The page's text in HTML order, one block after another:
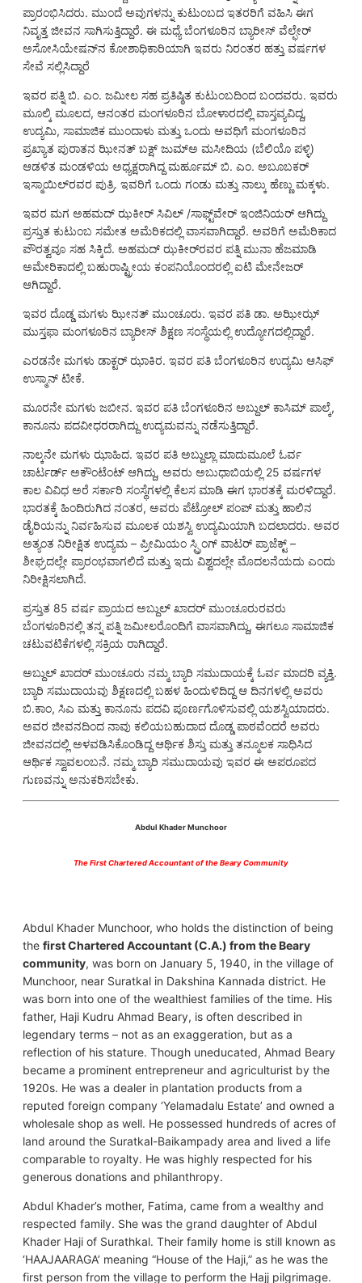
ಪ್ರಾರಂಭಿಸಿದರು. ಮುಂದೆ ಅವುಗಳನ್ನು ಕುಟುಂಬದ ಇತರರಿಗೆ ವಹಿಸಿ ಈಗ
ನಿವೃತ್ತ ಜೀವನ ಸಾಗಿಸುತ್ತಿದ್ದಾರೆ. ಈ ಮಧ್ಯೆ ಬೆಂಗಳೂರಿನ ಬ್ಯಾರೀಸ್ ವೆಲ್ಫೇರ್
ಅಸೋಸಿಯೇಷನ್‌ನ ಕೋಶಾಧಿಕಾರಿಯಾಗಿ ಇವರು ನಿರಂತರ ಹತ್ತು ವರ್ಷಗಳ
ಸೇವೆ ಸಲ್ಲಿಸಿದ್ದಾರೆ
ಇವರ ಪತ್ನಿ ಬಿ. ಎಂ. ಜಮೀಲ ಸಹ ಪ್ರತಿಷ್ಠಿತ ಕುಟುಂಬದಿಂದ ಬಂದವರು. ಇವರು
ಮೂಲ್ಕಿ ಮೂಲದ, ಆನಂತರ ಮಂಗಳೂರಿನ ಬೋಳಾರದಲ್ಲಿ ವಾಸ್ತವ್ಯವಿದ್ದ,
ಉದ್ಯಮಿ, ಸಾಮಾಜಿಕ ಮುಂದಾಳು ಮತ್ತು ಒಂದು ಅವಧಿಗೆ ಮಂಗಳೂರಿನ
ಪ್ರಖ್ಯಾತ ಪುರಾತನ ಝೀನತ್ ಬಕ್ಷ್ ಜುಮ್‌ಅ ಮಸೀದಿಯ (ಬೆಲಿಯೊ ಪಳ್ಳಿ)
ಆಡಳಿತ ಮಂಡಳಿಯ ಅಧ್ಯಕ್ಷರಾಗಿದ್ದ ಮರ್ಹೂಮ್ ಬಿ. ಎಂ. ಅಬೂಬಕರ್
ಇಸ್ಮಾಯಿಲ್‌ರವರ ಪುತ್ರಿ. ಇವರಿಗೆ ಒಂದು ಗಂಡು ಮತ್ತು ನಾಲ್ಕು ಹೆಣ್ಣು ಮಕ್ಕಳು.
ಇವರ ಮಗ ಅಹಮದ್ ಝಕೀರ್ ಸಿವಿಲ್ /ಸಾಫ್ಟ್‌ವೇರ್ ಇಂಜಿನಿಯರ್ ಆಗಿದ್ದು
ಪ್ರಸ್ತುತ ಕುಟುಂಬ ಸಮೇತ ಅಮೆರಿಕದಲ್ಲಿ ವಾಸವಾಗಿದ್ದಾರೆ. ಅವರಿಗೆ ಅಮೆರಿಕಾದ
ಪೌರತ್ವವೂ ಸಹ ಸಿಕ್ಕಿದೆ. ಅಹಮದ್ ಝಕೀರ್‌ರವರ ಪತ್ನಿ ಮುನಾ ಹೆಜಮಾಡಿ
ಅಮೇರಿಕಾದಲ್ಲಿ ಬಹುರಾಷ್ಟ್ರೀಯ ಕಂಪನಿಯೊಂದರಲ್ಲಿ ಐಟಿ ಮೇನೇಜರ್
ಆಗಿದ್ದಾರೆ.
ಇವರ ದೊಡ್ಡ ಮಗಳು ಝೀನತ್ ಮುಂಚೂರು. ಇವರ ಪತಿ ಡಾ. ಅಝೀಝ್
ಮುಸ್ತಫಾ ಮಂಗಳೂರಿನ ಬ್ಯಾರೀಸ್ ಶಿಕ್ಷಣ ಸಂಸ್ಥೆಯಲ್ಲಿ ಉದ್ಯೋಗದಲ್ಲಿದ್ದಾರೆ.
ಎರಡನೇ ಮಗಳು ಡಾಕ್ಟರ್ ಝಾಕಿರ. ಇವರ ಪತಿ ಬೆಂಗಳೂರಿನ ಉದ್ಯಮಿ ಆಸಿಫ್
ಉಸ್ಮಾನ್ ಟೀಕೆ.
ಮೂರನೇ ಮಗಳು ಜಬೀನ. ಇವರ ಪತಿ ಬೆಂಗಳೂರಿನ ಅಬ್ದುಲ್ ಕಾಸಿಮ್ ಪಾಲ್ಕೆ,
ಕಾನೂನು ಪದವೀಧರರಾಗಿದ್ದು ಉದ್ಯಮವನ್ನು ನಡೆಸುತ್ತಿದ್ದಾರೆ.
ನಾಲ್ಕನೇ ಮಗಳು ಝಾಹಿದ. ಇವರ ಪತಿ ಅಬ್ದುಲ್ಲಾ ಮಾದುಮೂಲೆ ಓರ್ವ
ಚಾರ್ಟರ್ಡ್ ಅಕೌಂಟೆಂಟ್ ಆಗಿದ್ದು, ಅವರು ಅಬುಧಾಬಿಯಲ್ಲಿ 25 ವರ್ಷಗಳ
ಕಾಲ ವಿವಿಧ ಅರೆ ಸರ್ಕಾರಿ ಸಂಸ್ಥೆಗಳಲ್ಲಿ ಕೆಲಸ ಮಾಡಿ ಈಗ ಭಾರತಕ್ಕೆ ಮರಳಿದ್ದಾರೆ.
ಭಾರತಕ್ಕೆ ಹಿಂದಿರುಗಿದ ನಂತರ, ಅವರು ಪೆಟ್ರೋಲ್ ಪಂಪ್ ಮತ್ತು ಹಾಲಿನ
ಡೈರಿಯನ್ನು ನಿರ್ವಹಿಸುವ ಮೂಲಕ ಯಶಸ್ವಿ ಉದ್ಯಮಿಯಾಗಿ ಬದಲಾದರು. ಅವರ
ಅತ್ಯಂತ ನಿರೀಕ್ಷಿತ ಉದ್ಯಮ – ಪ್ರೀಮಿಯಂ ಸ್ಪ್ರಿಂಗ್ ವಾಟರ್ ಪ್ರಾಜೆಕ್ಟ್ –
ಶೀಘ್ರದಲ್ಲೇ ಪ್ರಾರಂಭವಾಗಲಿದೆ ಮತ್ತು ಇದು ವಿಶ್ವದಲ್ಲೇ ಮೊದಲನೆಯದು ಎಂದು
ನಿರೀಕ್ಷಿಸಲಾಗಿದೆ.
ಪ್ರಸ್ತುತ 85 ವರ್ಷ ಪ್ರಾಯದ ಅಬ್ದುಲ್ ಖಾದರ್ ಮುಂಚೂರುರವರು
ಬೆಂಗಳೂರಿನಲ್ಲಿ ತನ್ನ ಪತ್ನಿ ಜಮೀಲರೊಂದಿಗೆ ವಾಸವಾಗಿದ್ದು, ಈಗಲೂ ಸಾಮಾಜಿಕ
ಚಟುವಟಿಕೆಗಳಲ್ಲಿ ಸಕ್ರಿಯ ರಾಗಿದ್ದಾರೆ.
ಅಬ್ದುಲ್ ಖಾದರ್ ಮುಂಚೂರು ನಮ್ಮ ಬ್ಯಾರಿ ಸಮುದಾಯಕ್ಕೆ ಓರ್ವ ಮಾದರಿ ವ್ಯಕ್ತಿ.
ಬ್ಯಾರಿ ಸಮುದಾಯವು ಶಿಕ್ಷಣದಲ್ಲಿ ಬಹಳ ಹಿಂದುಳಿದಿದ್ದ ಆ ದಿನಗಳಲ್ಲಿ ಅವರು
ಬಿ.ಕಾಂ, ಸಿಎ ಮತ್ತು ಕಾನೂನು ಪದವಿ ಪೂರ್ಣಗೊಳಿಸುವಲ್ಲಿ ಯಶಸ್ವಿಯಾದರು.
ಅವರ ಜೀವನದಿಂದ ನಾವು ಕಲಿಯಬಹುದಾದ ದೊಡ್ಡ ಪಾಠವೆಂದರೆ ಅವರು
ಜೀವನದಲ್ಲಿ ಅಳವಡಿಸಿಕೊಂಡಿದ್ದ ಆರ್ಥಿಕ ಶಿಸ್ತು ಮತ್ತು ತನ್ಮೂಲಕ ಸಾಧಿಸಿದ
ಆರ್ಥಿಕ ಸ್ವಾವಲಂಬನೆ. ನಮ್ಮ ಬ್ಯಾರಿ ಸಮುದಾಯವು ಇವರ ಈ ಅಪರೂಪದ
ಗುಣವನ್ನು ಅನುಕರಿಸಬೇಕು.
Abdul Khader Munchoor
The First Chartered Accountant of the Beary Community
Abdul Khader Munchoor, who holds the distinction of being
the first Chartered Accountant (C.A.) from the Beary
community, was born on January 5, 1940, in the village of
Munchoor, near Suratkal in Dakshina Kannada district. He
was born into one of the wealthiest families of the time. His
father, Haji Kudru Ahmad Beary, is often described in
legendary terms – not as an exaggeration, but as a
reflection of his stature. Though uneducated, Ahmad Beary
became a prominent entrepreneur and agriculturist by the
1920s. He was a dealer in plantation products from a
reputed foreign company ‘Yelamadalu Estate’ and owned a
wholesale shop as well. He possessed hundreds of acres of
land around the Suratkal-Baikampady area and lived a life
comparable to royalty. He was highly respected for his
generous donations and philanthropy.
Abdul Khader’s mother, Fatima, came from a wealthy and
respected family. She was the grand daughter of Abdul
Khader Haji of Surathkal. Their family home is still known as
‘HAAJAARAGA’ meaning “House of the Haji,” as he was the
first person from the village to perform the Hajj pilgrimage.